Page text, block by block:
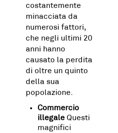
costantemente
minacciata da
numerosi fattori,
che negli ultimi 20
anni hanno
causato la perdita
di oltre un quinto
della sua
popolazione.
Commercio
illegale Questi
magnifici